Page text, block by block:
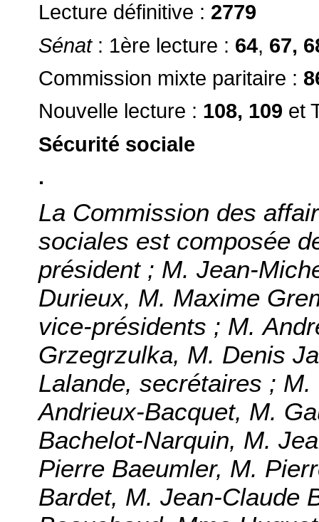
Lecture définitive : 2779
Sénat: 1ère lecture : 64, 67,
Commission mixte paritaire :
Nouvelle lecture : 108, 109 et
Sécurité sociale
.
La Commission des
sociales est composée
président ; M. Jean-
Durieux, M. Maxime
vice-présidents ; M.
Grzegrzulka, M. Denis
Lalande, secrétaires ;
Andrieux-Bacquet, M.
Bachelot-Narquin, M.
Pierre Baeumler, M.
Bardet, M. Jean-Claude